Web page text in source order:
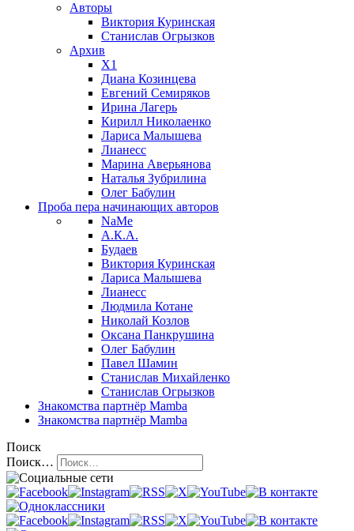
Авторы
Виктория Куринская
Станислав Огрызков
Архив
X1
Диана Козинцева
Евгений Семиряков
Ирина Лагерь
Кирилл Николаенко
Лариса Малышева
Лианесс
Марина Аверьянова
Наталья Зубрилина
Олег Бабулин
Проба пера начинающих авторов
NaMe
А.К.А.
Будаев
Виктория Куринская
Лариса Малышева
Лианесс
Людмила Котане
Николай Козлов
Оксана Панкрушина
Олег Бабулин
Павел Шамин
Станислав Михайленко
Станислав Огрызков
Знакомства партнёр Mamba
Знакомства партнёр Mamba
Поиск
Поиск…